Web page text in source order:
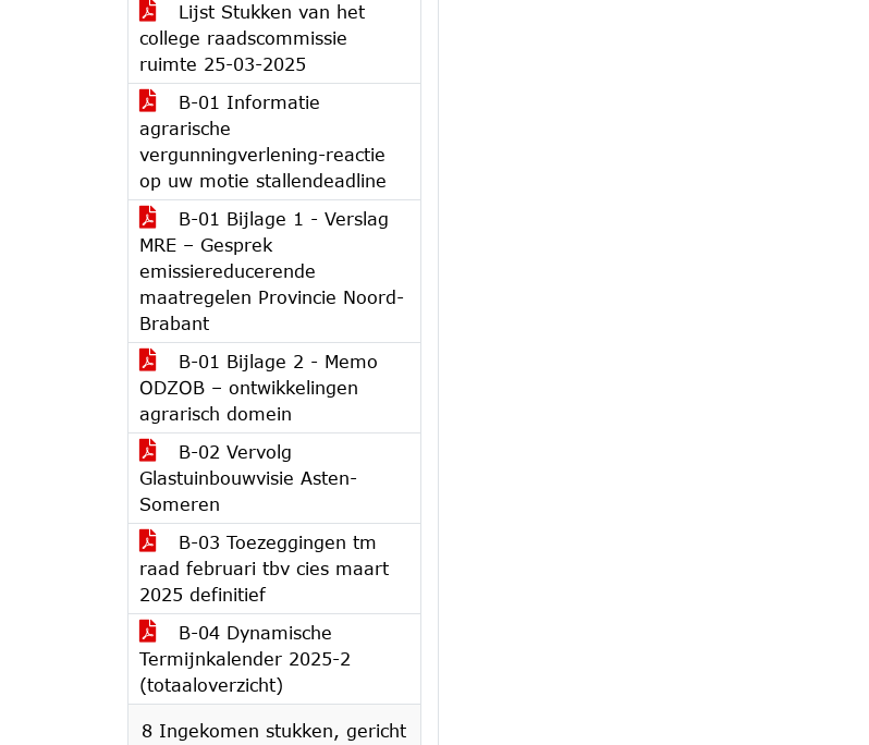
Lijst Stukken van het
college raadscommissie
ruimte 25-03-2025
B-01 Informatie
agrarische
vergunningverlening-reactie
op uw motie stallendeadline
B-01 Bijlage 1 - Verslag
MRE – Gesprek
emissiereducerende
maatregelen Provincie Noord-
Brabant
B-01 Bijlage 2 - Memo
ODZOB – ontwikkelingen
agrarisch domein
B-02 Vervolg
Glastuinbouwvisie Asten-
Someren
B-03 Toezeggingen tm
raad februari tbv cies maart
2025 definitief
B-04 Dynamische
Termijnkalender 2025-2
(totaaloverzicht)
8 Ingekomen stukken, gericht